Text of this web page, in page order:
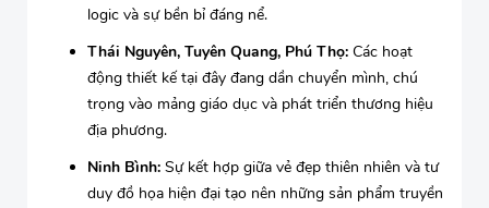
logic và sự bền bỉ đáng nể.
Thái Nguyên, Tuyên Quang, Phú Thọ: Các hoạt
động thiết kế tại đây đang dần chuyển mình, chú
trọng vào mảng giáo dục và phát triển thương hiệu
địa phương.
Ninh Bình: Sự kết hợp giữa vẻ đẹp thiên nhiên và tư
duy đồ họa hiện đại tạo nên những sản phẩm truyền